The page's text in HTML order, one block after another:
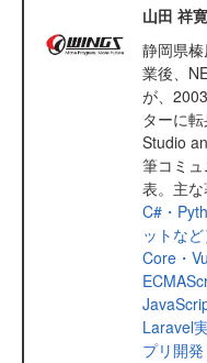
山田 祥
静岡県
業後、
が、
ターに転
Studio
筆コミ
表。主
C#・
ットなど
Core・
Laravel
プリ開